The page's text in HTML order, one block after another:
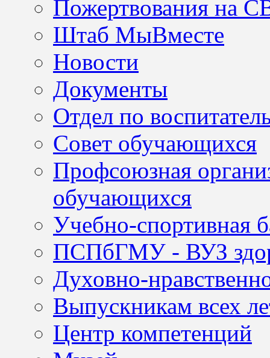
Пожертвования на
Штаб МыВместе
Новости
Документы
Отдел по
Совет обучающихся
Профсоюзная
обучающихся
Учебно-спортивная
ПСПбГМУ - ВУЗ
Духовно-
Выпускникам всех
Центр компетенций